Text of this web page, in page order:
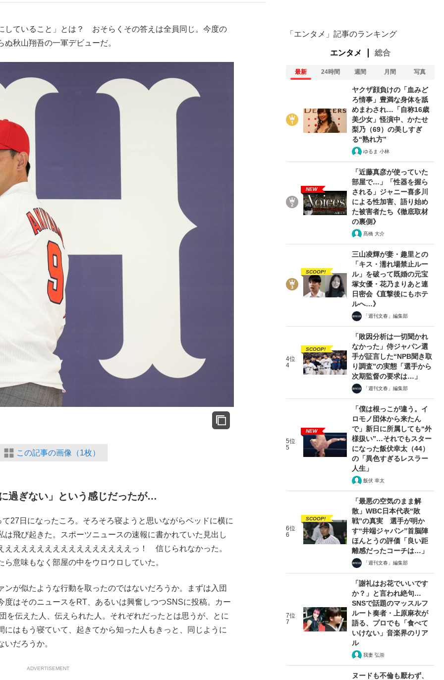
もっと見る
もっと見る
ていること」とは？ おそらくその答えは全員同じ。今度の
秋山翔吾の一軍デビューだ。
この記事の画像（1枚）
過ぎない」という感じだったが…
27日になったころ。そろそろ寝ようと思いながらベッドに横に
飛び起きた。スポーツニュースの速報に書かれていた見出し
ええええええええええええええええっ！ 信じられなかった。
意味もなく部屋の中をウロウロしていた。
が似たような行動を取ったのではないだろうか。まずは入団
度はそのニュースをRT、あるいは興奮しつつSNSに投稿。カー
を伝えた人、伝えられた人。それぞれだったとは思うが、とに
はもう寝ていて、起きてから知った人もきっと、同じように
だろうか。
ADVERTISEMENT
「エンタメ」記事のランキング
エンタメ 総合
最新 24時間 週間 月間 写真
ヤクザ顔負けの「血みど
ろ情事」豊満な身体を舐
めまわされ…「自称16歳
美少女」怪演中、かたせ
梨乃（69）の美しすぎ
る“熟れ方”
ゆるま 小林
NEW
「近藤真彦が使っていた
部屋で…」「性器を握ら
される」ジャニー喜多川
による性加害、語り始め
た被害者たち《徹底取材
の裏側》
髙橋 大介
SCOOP!
三山凌輝が妻・趣里との
「キス・濡れ場禁止ルー
ル」を破って既婚の元宝
塚女優・花乃まりあと連
日密会《直撃後にもホテ
ルへ…》
「週刊文春」編集部
4位
4
SCOOP!
「敗因分析は一切聞かれ
なかった」侍ジャパン選
手が証言した“NPB聞き取
り調査”の実態「選手から
次期監督の要求は…」
「週刊文春」編集部
5位
5
NEW
「僕は根っこが違う。イ
ロモノ団体から来たん
で」新日に所属しても“外
様扱い”…それでもスター
になった飯伏幸太（44）
の「異色すぎるレスラー
人生」
飯伏 幸太
6位
6
SCOOP!
「最悪の空気のまま解
散」WBC日本代表“敗
戦”の真実 選手が明か
す“井端ジャパン”首脳陣
ほんとうの評価「良い距
離感だったコーチは…」
「週刊文春」編集部
7位
7
「謝礼はお花でいいです
か？」と言われ絶句…
SNSで話題のマッスルフ
ルート奏者・上原麻衣が
語る、プロでも「食べて
いけない」音楽界のリア
ル
我妻 弘崇
ヌードも不倫も厭わず、